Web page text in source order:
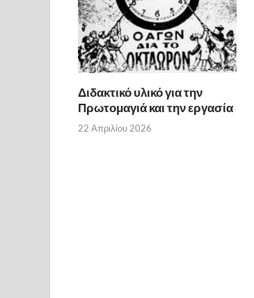
Διδακτικό υλικό για την
Πρωτομαγιά και την εργασία
22 Απριλίου 2026